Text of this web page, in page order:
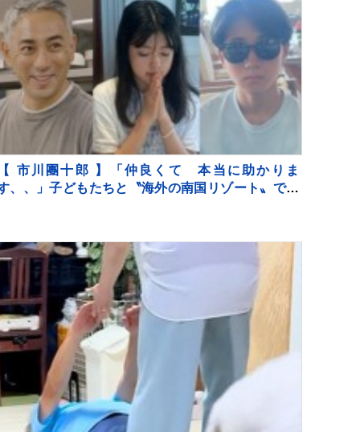
【 市川團十郎 】「仲良くて 本当に助かりま
、、」子どもたちと〝海外の南国リゾート〟で過